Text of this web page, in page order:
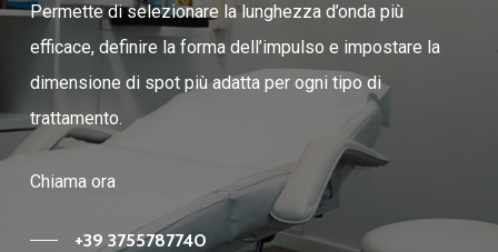
Permette di selezionare la lunghezza d’onda più
efficace, definire la forma dell’impulso e impostare la
dimensione di spot più adatta per ogni tipo di
trattamento.
Chiama ora
+39 3755787740